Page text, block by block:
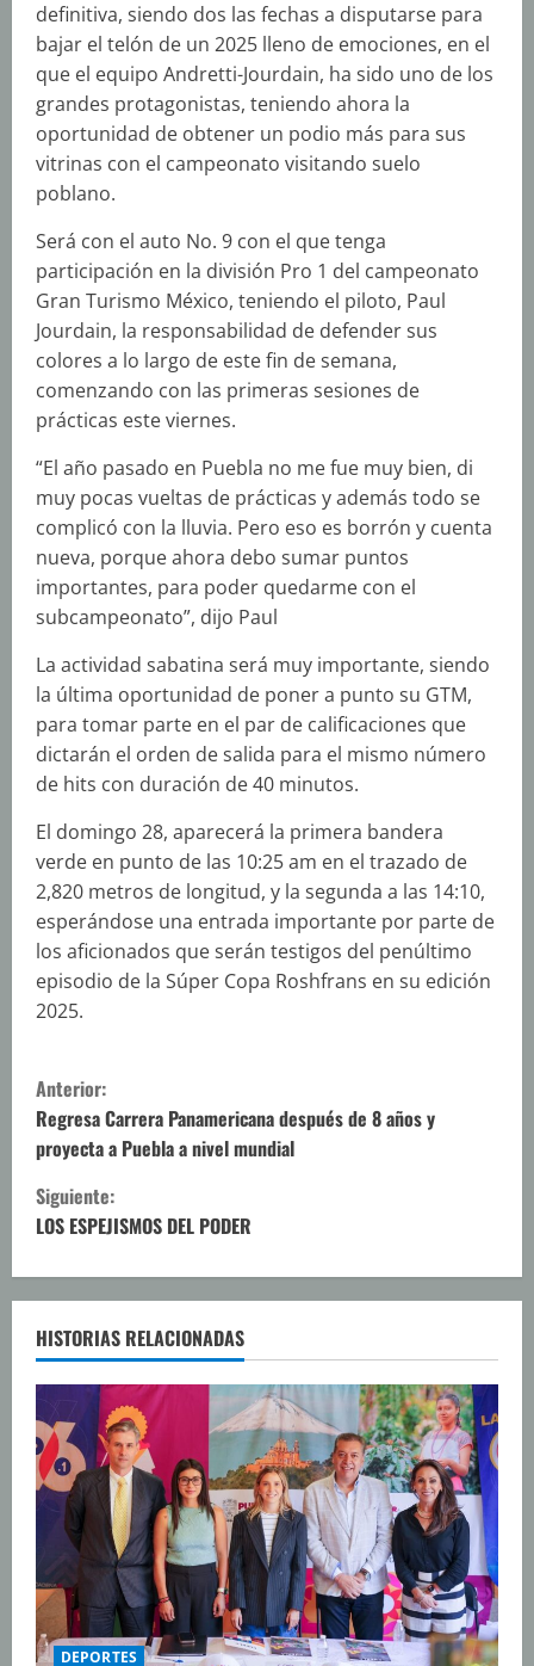
definitiva, siendo dos las fechas a disputarse para
bajar el telón de un 2025 lleno de emociones, en el
que el equipo Andretti-Jourdain, ha sido uno de los
grandes protagonistas, teniendo ahora la
oportunidad de obtener un podio más para sus
vitrinas con el campeonato visitando suelo
poblano.
Será con el auto No. 9 con el que tenga
participación en la división Pro 1 del campeonato
Gran Turismo México, teniendo el piloto, Paul
Jourdain, la responsabilidad de defender sus
colores a lo largo de este fin de semana,
comenzando con las primeras sesiones de
prácticas este viernes.
“El año pasado en Puebla no me fue muy bien, di
muy pocas vueltas de prácticas y además todo se
complicó con la lluvia. Pero eso es borrón y cuenta
nueva, porque ahora debo sumar puntos
importantes, para poder quedarme con el
subcampeonato”, dijo Paul
La actividad sabatina será muy importante, siendo
la última oportunidad de poner a punto su GTM,
para tomar parte en el par de calificaciones que
dictarán el orden de salida para el mismo número
de hits con duración de 40 minutos.
El domingo 28, aparecerá la primera bandera
verde en punto de las 10:25 am en el trazado de
2,820 metros de longitud, y la segunda a las 14:10,
esperándose una entrada importante por parte de
los aficionados que serán testigos del penúltimo
episodio de la Súper Copa Roshfrans en su edición
2025.
S
i
g
u
e
l
e
y
e
d
o
Anterior:
Regresa Carrera Panamericana después de 8 años y
proyecta a Puebla a nivel mundial
Siguiente:
LOS ESPEJISMOS DEL PODER
HISTORIAS RELACIONADAS
DEPORTES